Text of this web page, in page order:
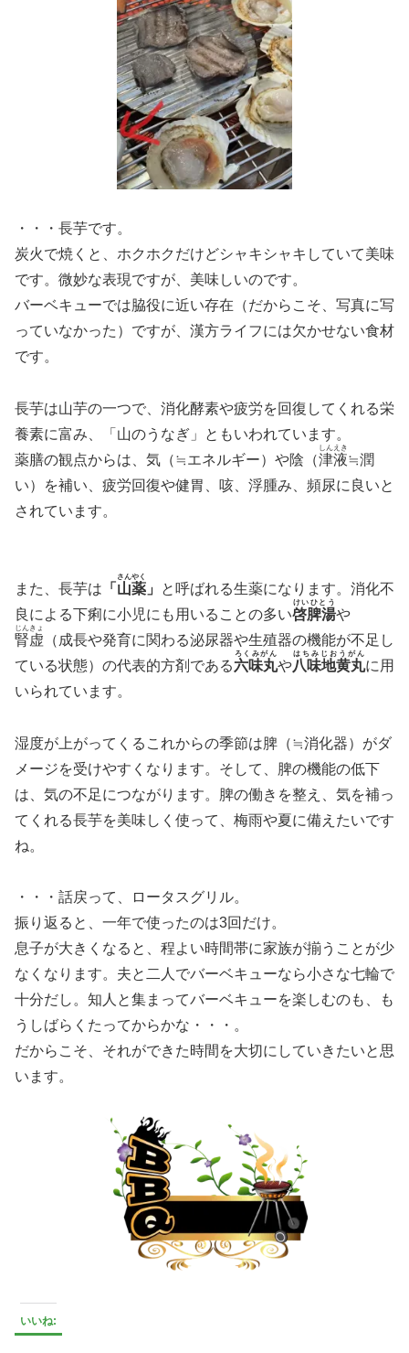
・・・長芋です。
炭火で焼くと、ホクホクだけどシャキシャキしていて美味
です。微妙な表現ですが、美味しいのです。
バーベキューでは脇役に近い存在（だからこそ、写真に写
っていなかった）ですが、漢方ライフには欠かせない食材
です。
長芋は山芋の一つで、消化酵素や疲労を回復してくれる栄
養素に富み、「山のうなぎ」ともいわれています。
薬膳の観点からは、気（≒エネルギー）や陰（津液
しんえき
≒潤
い）を補い、疲労回復や健胃、咳、浮腫み、頻尿に良いと
されています。
また、長芋は 「 山薬
さんやく
」
と呼ばれる生薬になります。消化不
良による下痢に小児にも用いることの多い啓脾湯
けいひとう
や
腎虚
じんきょ
（成長や発育に関わる泌尿器や生殖器の機能が不足し
ている状態）の代表的方剤である六味丸
ろくみがん
や八味地黄丸
はちみじおうがん
に用
いられています。
湿度が上がってくるこれからの季節は脾（≒消化器）がダ
メージを受けやすくなります。そして、脾の機能の低下
は、気の不足につながります。脾の働きを整え、気を補っ
てくれる長芋を美味しく使って、梅雨や夏に備えたいです
ね。
・・・話戻って、ロータスグリル。
振り返ると、一年で使ったのは3回だけ。
息子が大きくなると、程よい時間帯に家族が揃うことが少
なくなります。夫と二人でバーベキューなら小さな七輪で
十分だし。知人と集まってバーベキューを楽しむのも、も
うしばらくたってからかな・・・。
だからこそ、それができた時間を大切にしていきたいと思
います。
いいね: